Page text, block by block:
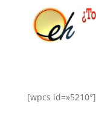
[wpcs id=»5210″]